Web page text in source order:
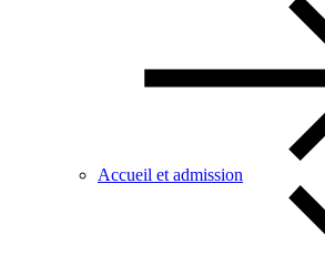
Accueil et admission